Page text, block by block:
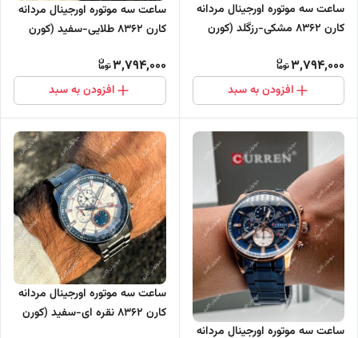
ساعت سه موتوره اورجینال مردانه
کارن 8362 مشکی-رزگلد (کورن
3,794,000
افزودن به سبد
ساعت سه موتوره اورجینال مردانه
کارن 8362 طلایی-سفید (کورن
3,794,000
افزودن به سبد
ساعت سه موتوره اورجینال مردانه
ساعت سه موتوره اورجینال مردانه
کارن 8362 نقره ای-سفید (کورن